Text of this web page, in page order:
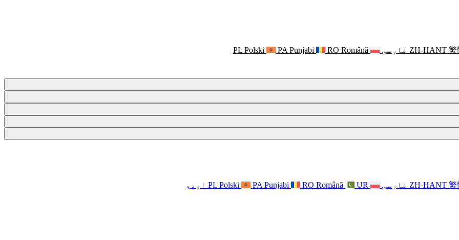
ZH-HANT 繁 فارسی PL Polski PA Punjabi RO Română
ZH-HANT 繁 فارسی PL Polski PA Punjabi RO Română UR اردو